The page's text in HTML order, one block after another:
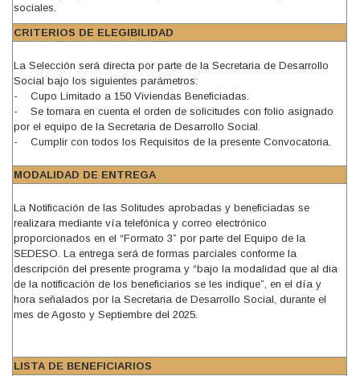
sociales.
CRITERIOS DE ELEGIBILIDAD
La Selección será directa por parte de la Secretaria de Desarrollo
Social bajo los siguientes parámetros:
- Cupo Limitado a 150 Viviendas Beneficiadas.
- Se tomara en cuenta el orden de solicitudes con folio asignado
por el equipo de la Secretaria de Desarrollo Social.
- Cumplir con todos los Requisitos de la presente Convocatoria.
MODALIDAD DE ENTREGA
La Notificación de las Solitudes aprobadas y beneficiadas se
realizara mediante vía telefónica y correo electrónico
proporcionados en el “Formato 3” por parte del Equipo de la
SEDESO. La entrega será de formas parciales conforme la
descripción del presente programa y “bajo la modalidad que al dia
de la notificación de los beneficiarios se les indique”, en el día y
hora señalados por la Secretaria de Desarrollo Social, durante el
mes de Agosto y Septiembre del 2025.
LISTA DE BENEFICIARIOS